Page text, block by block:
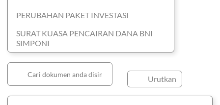
PERUBAHAN PAKET INVESTASI
SURAT KUASA PENCAIRAN DANA BNI
SIMPONI
Urutkan